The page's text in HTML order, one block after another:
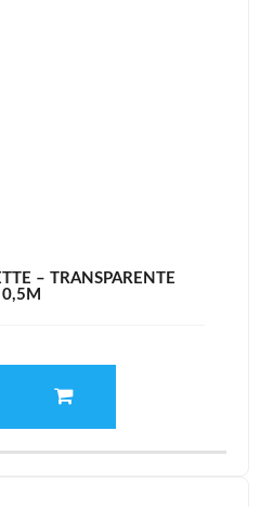
– TRANSPARENTE
0,5M